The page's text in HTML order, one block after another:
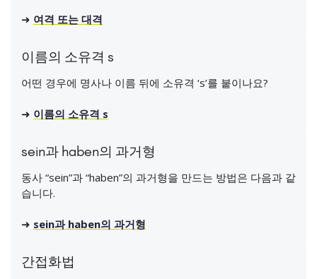
➜ 여격 또는 대격
이름의 소유격 s
어떤 경우에 명사나 이름 뒤에 소유격 ‘s’를 붙이나요?
➜ 이름의 소유격 s
sein과 haben의 과거형
동사 “sein”과 “haben”의 과거형을 만드는 방법은 다음과 같
습니다.
➜ sein과 haben의 과거형
간접화법